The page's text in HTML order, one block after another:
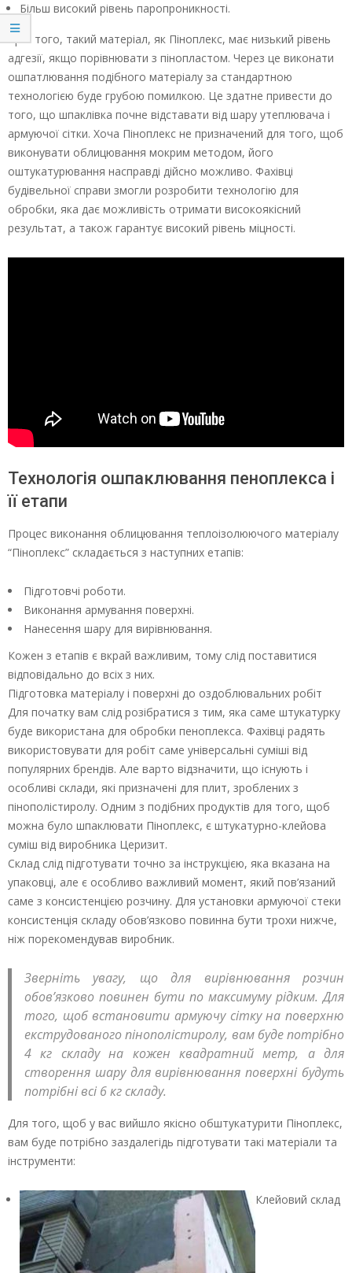
Більш високий рівень паропроникності.
Крім того, такий матеріал, як Піноплекс, має низький рівень
адгезії, якщо порівнювати з пінопластом. Через це виконати
ошпатлювання подібного матеріалу за стандартною
технологією буде грубою помилкою. Це здатне привести до
того, що шпаклівка почне відставати від шару утеплювача і
армуючої сітки. Хоча Піноплекс не призначений для того, щоб
виконувати облицювання мокрим методом, його
оштукатурювання насправді дійсно можливо. Фахівці
будівельної справи змогли розробити технологію для
обробки, яка дає можливість отримати високоякісний
результат, а також гарантує високий рівень міцності.
Технологія ошпаклювання пеноплекса і
її етапи
Процес виконання облицювання теплоізолюючого матеріалу
“Піноплекс” складається з наступних етапів:
Підготовчі роботи.
Виконання армування поверхні.
Нанесення шару для вирівнювання.
Кожен з етапів є вкрай важливим, тому слід поставитися
відповідально до всіх з них.
Підготовка матеріалу і поверхні до оздоблювальних робіт
Для початку вам слід розібратися з тим, яка саме штукатурку
буде використана для обробки пеноплекса. Фахівці радять
використовувати для робіт саме універсальні суміші від
популярних брендів. Але варто відзначити, що існують і
особливі склади, які призначені для плит, зроблених з
пінополістиролу. Одним з подібних продуктів для того, щоб
можна було шпаклювати Піноплекс, є штукатурно-клейова
суміш від виробника Церизит.
Склад слід підготувати точно за інструкцією, яка вказана на
упаковці, але є особливо важливий момент, який пов’язаний
саме з консистенцією розчину. Для установки армуючої стеки
консистенція складу обов’язково повинна бути трохи нижче,
ніж порекомендував виробник.
Зверніть увагу, що для вирівнювання розчин
обов’язково повинен бути по максимуму рідким. Для
того, щоб встановити армуючу сітку на поверхню
екструдованого пінополістиролу, вам буде потрібно
4 кг складу на кожен квадратний метр, а для
створення шару для вирівнювання поверхні будуть
потрібні всі 6 кг складу.
Для того, щоб у вас вийшло якісно обштукатурити Піноплекс,
вам буде потрібно заздалегідь підготувати такі матеріали та
інструменти:
Клейовий склад